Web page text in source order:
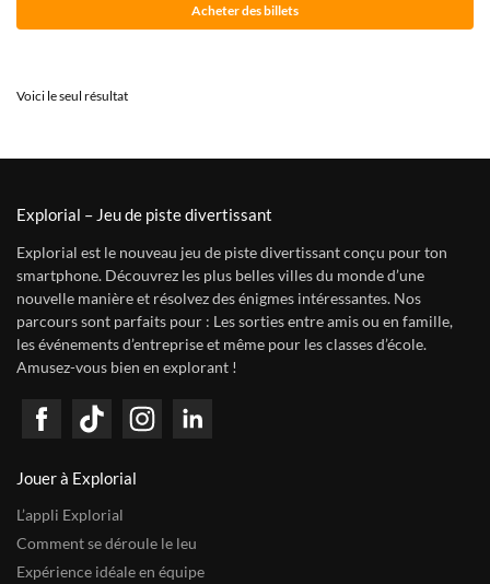
Acheter des billets
Voici le seul résultat
Explorial – Jeu de piste divertissant
Explorial est le nouveau jeu de piste divertissant conçu pour ton
smartphone. Découvrez les plus belles villes du monde d’une
nouvelle manière et résolvez des énigmes intéressantes. Nos
parcours sont parfaits pour : Les sorties entre amis ou en famille,
les événements d’entreprise et même pour les classes d’école.
Amusez-vous bien en explorant !
Jouer à Explorial
L’appli Explorial
Comment se déroule le leu
Expérience idéale en équipe